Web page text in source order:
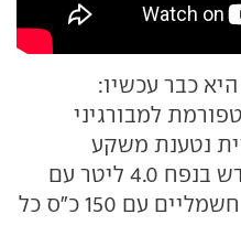
כבר עכשיו:
למבורגיני
נטענת משקע
שמשלבת בין מנוע V8 מוגדש בנפח 4.0 ליטר עם
800 כ"ס, לשלושה מנועים חשמליים עם 150 כ"ס כל